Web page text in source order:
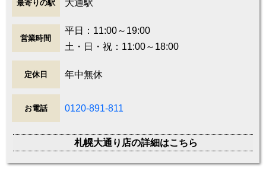
最寄りの駅 大通駅
営業時間
平日：11:00～19:00
土・日・祝：11:00～18:00
定休日 年中無休
お電話 0120-891-811
札幌大通り店の詳細はこちら